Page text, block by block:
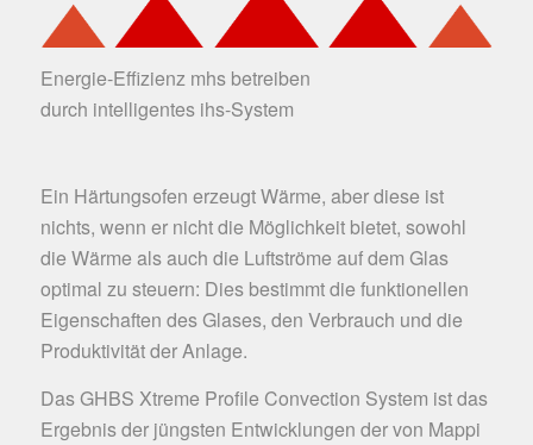
Energie-Effizienz mhs betreiben
durch intelligentes ihs-System
Ein Härtungsofen erzeugt Wärme, aber diese ist
nichts, wenn er nicht die Möglichkeit bietet, sowohl
die Wärme als auch die Luftströme auf dem Glas
optimal zu steuern: Dies bestimmt die funktionellen
Eigenschaften des Glases, den Verbrauch und die
Produktivität der Anlage.
Das GHBS Xtreme Profile Convection System ist das
Ergebnis der jüngsten Entwicklungen der von Mappi